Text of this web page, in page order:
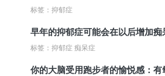
标签：抑郁症
早年的抑郁症可能会在以后增加痴
标签：抑郁症 痴呆症
你的大脑受用跑步者的愉悦感：